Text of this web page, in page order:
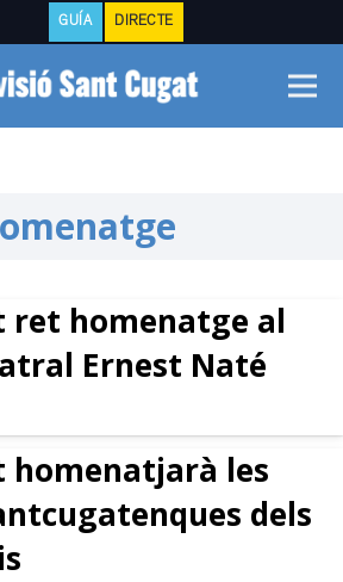
GUÍA DIRECTE
ret homenatge al
Ernest Naté
homenatjarà les
dels